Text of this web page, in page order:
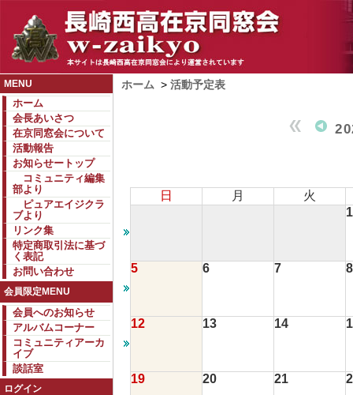
MENU
ホーム
会長あいさつ
在京同窓会について
活動報告
お知らせートップ
コミュニティ編集
部より
ピュアエイジクラ
ブより
リンク集
特定商取引法に基づ
く表記
お問い合わせ
会員限定MENU
会員へのお知らせ
アルバムコーナー
コミュニティアーカ
イブ
談話室
ログイン
ホーム > 活動予定表
日 月
火
1
5 6 7 8
12 13 14
19 20 21